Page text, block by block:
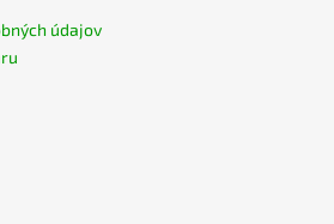
údajov